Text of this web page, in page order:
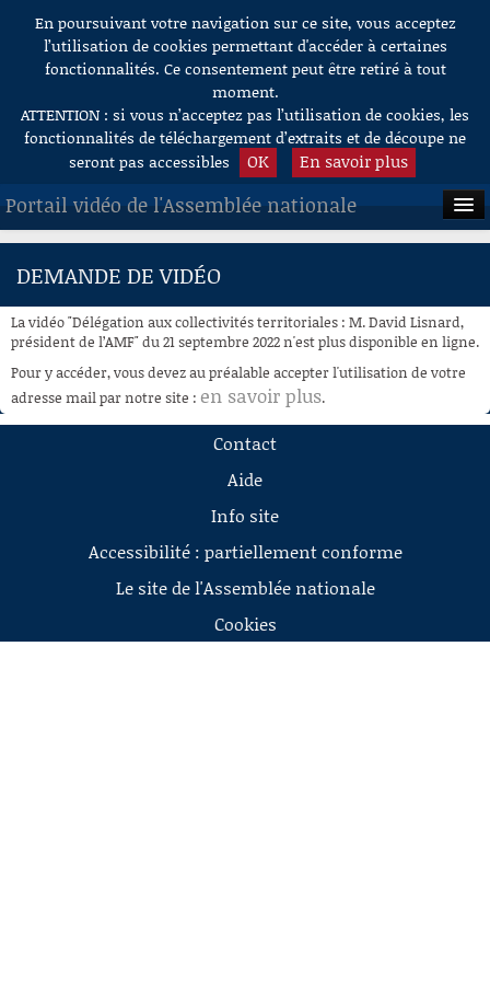
Aller au contenu
En poursuivant votre navigation sur ce site, vous acceptez
l’utilisation de cookies permettant d'accéder à certaines
fonctionnalités. Ce consentement peut être retiré à tout
moment.
ATTENTION : si vous n’acceptez pas l’utilisation de cookies, les
fonctionnalités de téléchargement d’extraits et de découpe ne
seront pas accessibles
OK En savoir plus
Portail vidéo de l'Assemblée nationale
ACCUEIL
À LA DEMANDE
RECHERCHE
AIDE À LA DÉCOUPE
DEMANDE DE VIDÉO
La vidéo "Délégation aux collectivités territoriales : M. David Lisnard,
président de l’AMF" du 21 septembre 2022 n'est plus disponible en ligne.
Pour y accéder, vous devez au préalable accepter l'utilisation de votre
adresse mail par notre site : en savoir plus.
Contact
Aide
Info site
Accessibilité : partiellement conforme
Le site de l'Assemblée nationale
Cookies